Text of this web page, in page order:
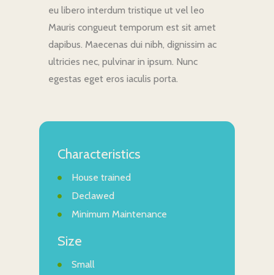
eu libero interdum tristique ut vel leo
Mauris congueut temporum est sit amet
dapibus. Maecenas dui nibh, dignissim ac
ultricies nec, pulvinar in ipsum. Nunc
egestas eget eros iaculis porta.
Characteristics
House trained
Declawed
Minimum Maintenance
Size
Small